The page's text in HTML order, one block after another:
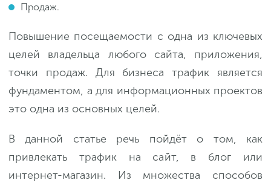
Продаж.
Повышение посещаемости с одна из ключевых
целей владельца любого сайта, приложения,
точки продаж. Для бизнеса трафик является
фундаментом, а для информационных проектов
это одна из основных целей.
В данной статье речь пойдёт о том, как
привлекать трафик на сайт, в блог или
интернет-магазин. Из множества способов